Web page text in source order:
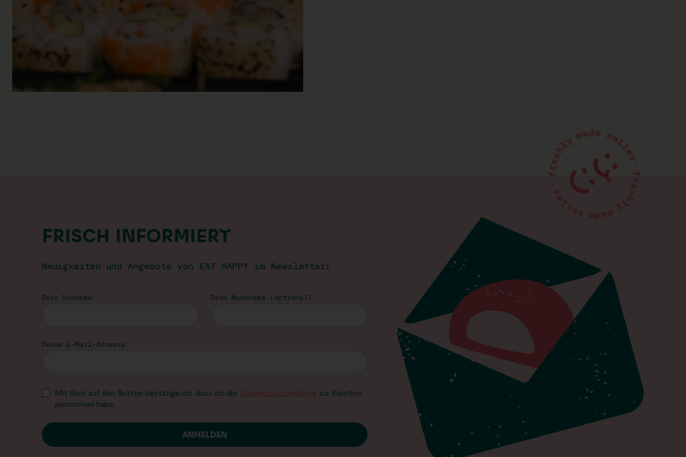
FRISCH INFORMIERT
Neuigkeiten und Angebote von EAT HAPPY im Newsletter!
Dein Vorname Dein Nachname (optional)
Deine E-Mail-Adresse
Mit Klick auf den Button bestätige ich, dass ich die Datenschutzerklärung zur Kenntnis
genommen habe.